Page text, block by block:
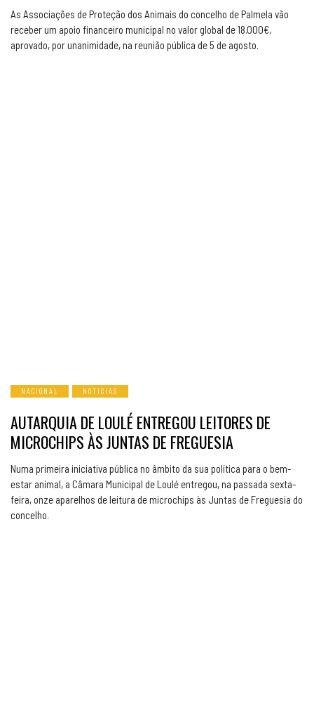
As Associações de Proteção dos Animais do concelho de Palmela vão
receber um apoio financeiro municipal no valor global de 18.000€,
aprovado, por unanimidade, na reunião pública de 5 de agosto.
NACIONAL NOTICIAS
AUTARQUIA DE LOULÉ ENTREGOU LEITORES DE
MICROCHIPS ÀS JUNTAS DE FREGUESIA
Numa primeira iniciativa pública no âmbito da sua política para o bem-
estar animal, a Câmara Municipal de Loulé entregou, na passada sexta-
feira, onze aparelhos de leitura de microchips às Juntas de Freguesia do
concelho.